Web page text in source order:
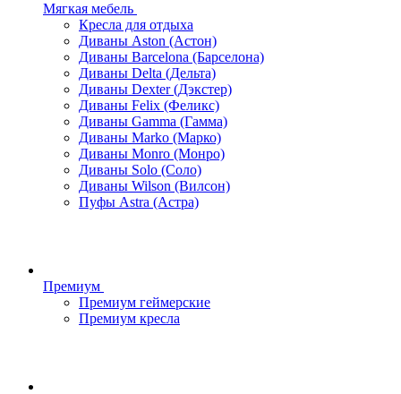
Мягкая мебель
Кресла для отдыха
Диваны Aston (Астон)
Диваны Barcelona (Барселона)
Диваны Delta (Дельта)
Диваны Dexter (Дэкстер)
Диваны Felix (Феликс)
Диваны Gamma (Гамма)
Диваны Marko (Марко)
Диваны Monro (Монро)
Диваны Solo (Соло)
Диваны Wilson (Вилсон)
Пуфы Astra (Астра)
Премиум
Премиум геймерские
Премиум кресла